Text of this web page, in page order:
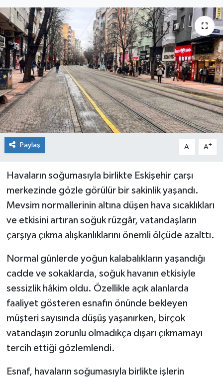
Paylaş A- A+
Havaların soğumasıyla birlikte Eskişehir çarşı
merkezinde gözle görülür bir sakinlik yaşandı.
Mevsim normallerinin altına düşen hava sıcaklıkları
ve etkisini artıran soğuk rüzgâr, vatandaşların
çarşıya çıkma alışkanlıklarını önemli ölçüde azalttı.
Normal günlerde yoğun kalabalıkların yaşandığı
cadde ve sokaklarda, soğuk havanın etkisiyle
sessizlik hâkim oldu. Özellikle açık alanlarda
faaliyet gösteren esnafın önünde bekleyen
müşteri sayısında düşüş yaşanırken, birçok
vatandaşın zorunlu olmadıkça dışarı çıkmamayı
tercih ettiği gözlemlendi.
Esnaf, havaların soğumasıyla birlikte işlerin
Siyaset
Spor